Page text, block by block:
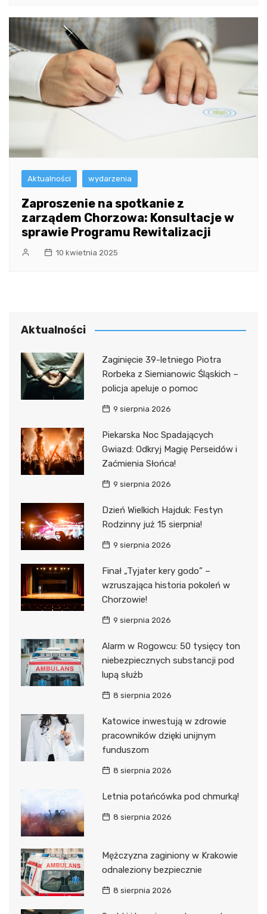
Aktualności wydarzenia
Zaproszenie na spotkanie z
zarządem Chorzowa: Konsultacje w
sprawie Programu Rewitalizacji
10 kwietnia 2025
Aktualności
Zaginięcie 39-letniego Piotra
Rorbeka z Siemianowic Śląskich –
policja apeluje o pomoc
9 sierpnia 2026
Piekarska Noc Spadających
Gwiazd: Odkryj Magię Perseidów i
Zaćmienia Słońca!
9 sierpnia 2026
Dzień Wielkich Hajduk: Festyn
Rodzinny już 15 sierpnia!
9 sierpnia 2026
Finał „Tyjater kery godo” –
wzruszająca historia pokoleń w
Chorzowie!
9 sierpnia 2026
Alarm w Rogowcu: 50 tysięcy ton
niebezpiecznych substancji pod
lupą służb
8 sierpnia 2026
Katowice inwestują w zdrowie
pracowników dzięki unijnym
funduszom
8 sierpnia 2026
Letnia potańcówka pod chmurką!
8 sierpnia 2026
Mężczyzna zaginiony w Krakowie
odnaleziony bezpiecznie
8 sierpnia 2026